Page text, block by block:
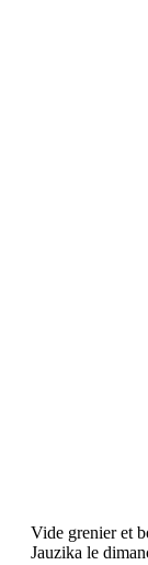
Vide grenier et
Jauzika le